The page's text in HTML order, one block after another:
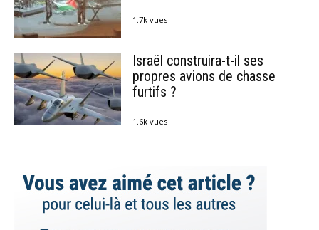
1.7k vues
Israël construira-t-il ses
propres avions de chasse
furtifs ?
1.6k vues